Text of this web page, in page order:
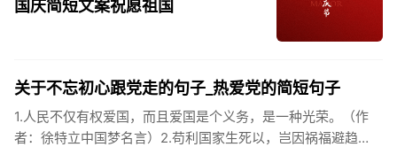
国庆简短文案祝愿祖国
关于不忘初心跟党走的句子_热爱党的简短句子
1.人民不仅有权爱国，而且爱国是个义务，是一种光荣。（作
者：徐特立中国梦名言）2.苟利国家生死以，岂因祸福避趋